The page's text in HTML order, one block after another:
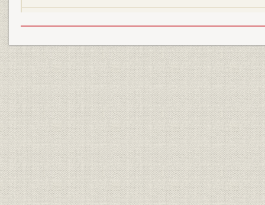
1. 市場経済への移行と新しい政策金融機構の模索
2. 開銀と復金の相違
3. 1952・1953年開銀法改正と業務の承継・分離
第3節 初期の政策金融
1. 日本開発銀行の組織と人事
2. 融資決定の仕組み
3. 融資方針と融資実績